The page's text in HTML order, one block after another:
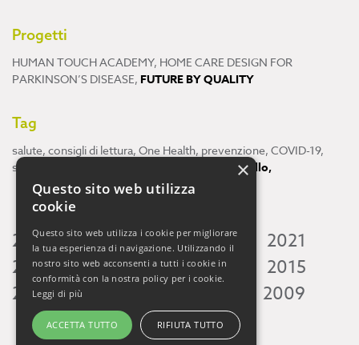
Progetti
HUMAN TOUCH ACADEMY, HOME CARE DESIGN FOR
PARKINSON’S DISEASE, FUTURE BY QUALITY
Tag
salute, consigli di lettura, One Health, prevenzione, COVID-19,
scienza
cervello,
2026 2025 2024 2023 2022
2021
2020 2019 2018 2017 2016
2015
2014 2013 2009
×
Questo sito web utilizza
cookie
Questo sito web utilizza i cookie per migliorare
la tua esperienza di navigazione. Utilizzando il
nostro sito web acconsenti a tutti i cookie in
conformità con la nostra policy per i cookie.
Leggi di più
ACCETTA TUTTO RIFIUTA TUTTO